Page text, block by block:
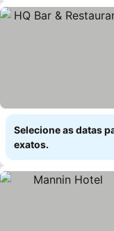
Selecione as datas
exatos.